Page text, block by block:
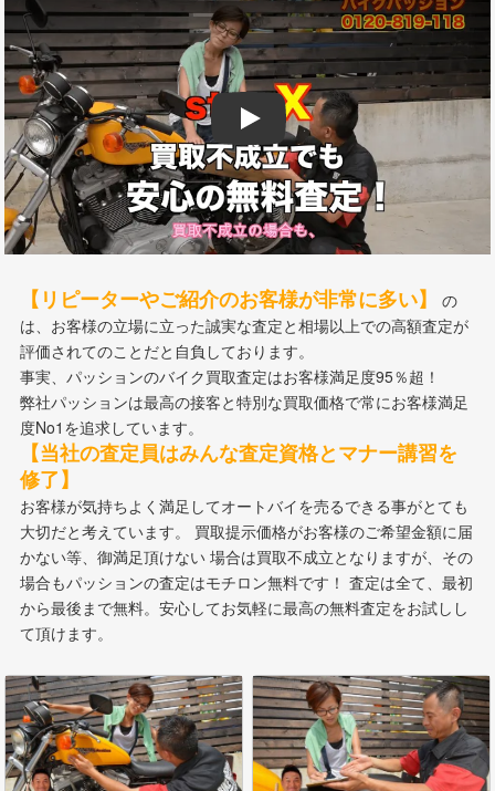
Play
【リピーターやご紹介のお客様が非常に多い】
は、お客様の立場に立った誠実な査定と相場以上での高額査定が
評価されてのことだと自負しております。
事実、パッションのバイク買取査定はお客様満足度95％超！
弊社パッションは最高の接客と特別な買取価格で常にお客様満足
度No1を追求しています。
【当社の査定員はみんな査定資格とマナー講習を
修了】
お客様が気持ちよく満足してオートバイを売るできる事がとても
大切だと考えています。 買取提示価格がお客様のご希望金額に届
かない等、御満足頂けない 場合は買取不成立となりますが、その
場合もパッションの査定はモチロン無料です！ 査定は全て、最初
から最後まで無料。安心してお気軽に最高の無料査定をお試しし
て頂けます。